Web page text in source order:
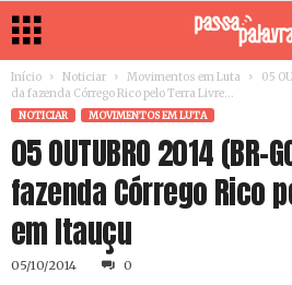
Início Noticiar Movimentos em Luta
05
da fazenda Córrego Rico pelo Terra Livre...
NOTICIAR MOVIMENTOS EM LUTA
05 OUTUBRO 2014 (BR-
fazenda Córrego Rico
em Itauçu
05/10/2014 0